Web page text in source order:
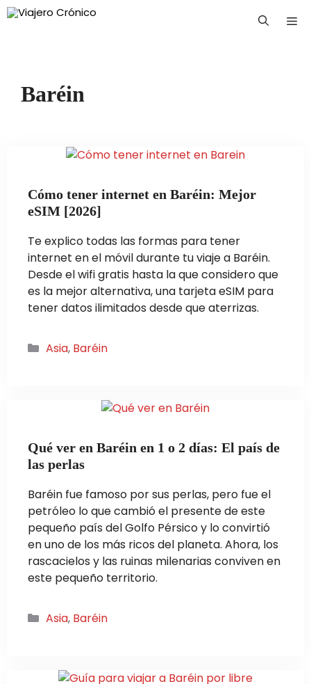
Saltar
Baréin
Cómo tener internet en Baréin: Mejor
eSIM [2026]
Te explico todas las formas para tener
internet en el móvil durante tu viaje a Baréin.
Desde el wifi gratis hasta la que considero que
es la mejor alternativa, una tarjeta eSIM para
tener datos ilimitados desde que aterrizas.
Categorías
Asia, Baréin
Qué ver en Baréin en 1 o 2 días: El país de
las perlas
Baréin fue famoso por sus perlas, pero fue el
petróleo lo que cambió el presente de este
pequeño país del Golfo Pérsico y lo convirtió
en uno de los más ricos del planeta. Ahora, los
rascacielos y las ruinas milenarias conviven en
este pequeño territorio.
Categorías
Asia, Baréin